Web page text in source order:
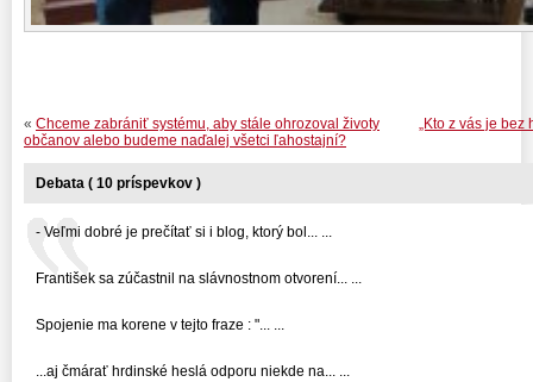
„Kto z vás je bez
« Chceme zabrániť systému, aby stále ohrozoval životy
občanov alebo budeme naďalej všetci ľahostajní?
Debata ( 10 príspevkov )
- Veľmi dobré je prečítať si i blog, ktorý bol... ...
František sa zúčastnil na slávnostnom otvorení... ...
Spojenie ma korene v tejto fraze : "... ...
...aj čmárať hrdinské heslá odporu niekde na... ...